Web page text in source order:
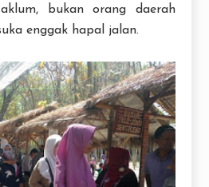
bukan orang daerah
enggak hapal jalan.